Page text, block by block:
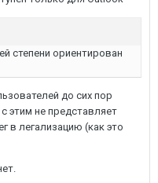
степени ориентирован
до сих пор
этим не представляет
в легализацию (как это